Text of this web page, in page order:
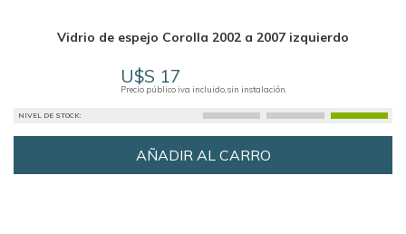
Vidrio de espejo Corolla 2002 a 2007 izquierdo
U$S 17
Precio público iva incluido, sin instalación.
NIVEL DE STOCK:
AÑADIR AL CARRO